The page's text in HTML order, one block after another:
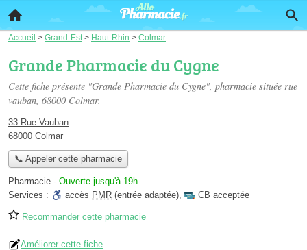
Accueil > Grand-Est > Haut-Rhin > Colmar
Grande Pharmacie du Cygne
Cette fiche présente "Grande Pharmacie du Cygne", pharmacie située rue
vauban, 68000 Colmar.
33 Rue Vauban
68000 Colmar
📞 Appeler cette pharmacie
Pharmacie - Ouverte jusqu'à 19h
Services :
accès PMR (entrée adaptée), CB acceptée
Recommander cette pharmacie
Améliorer cette fiche